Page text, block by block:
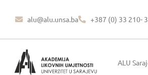
alu@alu.unsa.ba +387 (0) 33 210-
ALU